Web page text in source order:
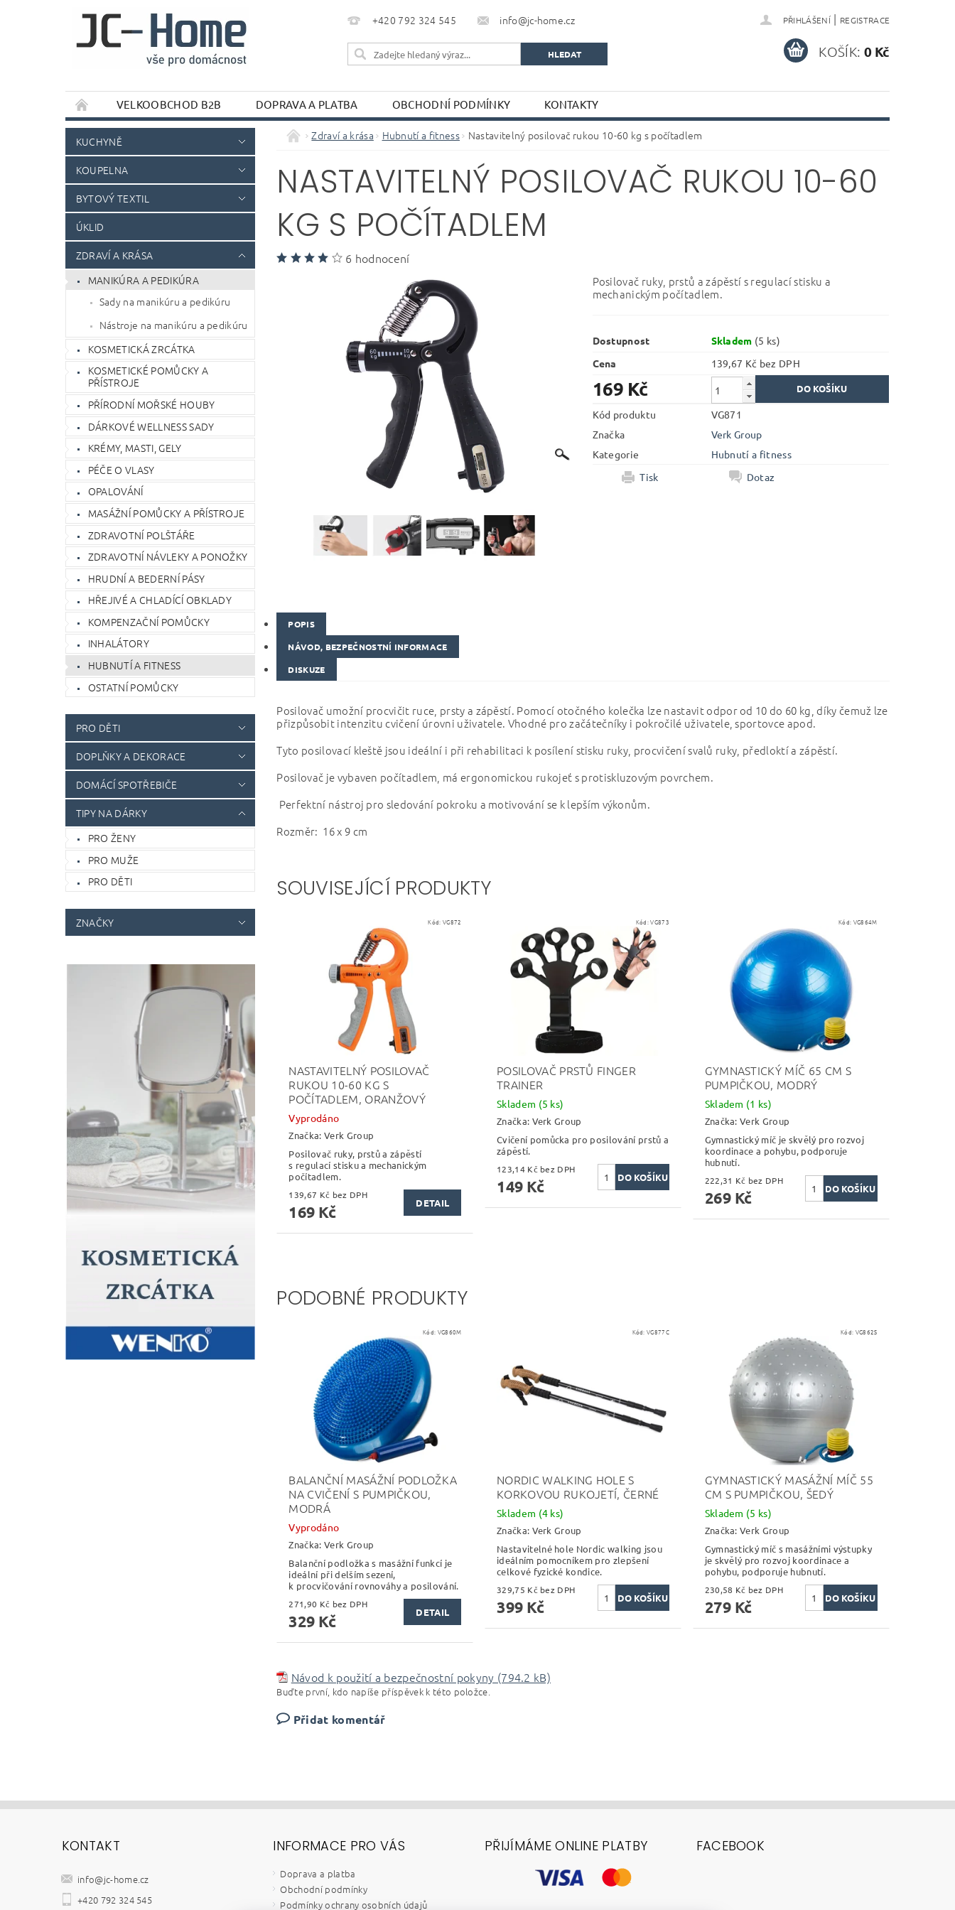
+420 792 324 545 info@jc-home.cz PŘIHLÁŠENÍ | REGISTRACE
KOŠÍK: 0 Kč
VELKOOBCHOD B2B DOPRAVA A PLATBA OBCHODNÍ PODMÍNKY KONTAKTY
KUCHYNĚ
KOUPELNA
BYTOVÝ TEXTIL
ÚKLID
ZDRAVÍ A KRÁSA
MANIKÚRA A PEDIKÚRA
Sady na manikúru a pedikúru
Nástroje na manikúru a pedikúru
KOSMETICKÁ ZRCÁTKA
KOSMETICKÉ POMŮCKY A
PŘÍSTROJE
PŘÍRODNÍ MOŘSKÉ HOUBY
DÁRKOVÉ WELLNESS SADY
KRÉMY, MASTI, GELY
PÉČE O VLASY
OPALOVÁNÍ
MASÁŽNÍ POMŮCKY A PŘÍSTROJE
ZDRAVOTNÍ POLŠTÁŘE
ZDRAVOTNÍ NÁVLEKY A PONOŽKY
HRUDNÍ A BEDERNÍ PÁSY
HŘEJIVÉ A CHLADÍCÍ OBKLADY
KOMPENZAČNÍ POMŮCKY
INHALÁTORY
HUBNUTÍ A FITNESS
OSTATNÍ POMŮCKY
PRO DĚTI
DOPLŇKY A DEKORACE
DOMÁCÍ SPOTŘEBIČE
TIPY NA DÁRKY
PRO ŽENY
PRO MUŽE
PRO DĚTI
ZNAČKY
Zdraví a krása Hubnutí a fitness Nastavitelný posilovač rukou 10-60 kg s počítadlem
NASTAVITELNÝ POSILOVAČ RUKOU 10-60
KG S POČÍTADLEM
6 hodnocení
Posilovač ruky, prstů a zápěstí s regulací stisku a
mechanickým počítadlem.
Dostupnost Skladem (5 ks)
Cena
139,67 Kč bez DPH
169 Kč
Kód produktu
VG871
Značka
Verk Group
Kategorie
Hubnutí a fitness
Tisk
Dotaz
POPIS
NÁVOD, BEZPEČNOSTNÍ INFORMACE
DISKUZE
Posilovač umožní procvičit ruce, prsty a zápěstí. Pomocí otočného kolečka lze nastavit odpor od 10 do 60 kg, díky čemuž lze
přizpůsobit intenzitu cvičení úrovni uživatele. Vhodné pro začátečníky i pokročilé uživatele, sportovce apod.
Tyto posilovací kleště jsou ideální i při rehabilitaci k posílení stisku ruky, procvičení svalů ruky, předloktí a zápěstí.
Posilovač je vybaven počítadlem, má ergonomickou rukojeť s protiskluzovým povrchem.
Perfektní nástroj pro sledování pokroku a motivování se k lepším výkonům.
Rozměr: 16 x 9 cm
SOUVISEJÍCÍ PRODUKTY
Kód: VG872
NASTAVITELNÝ POSILOVAČ
RUKOU 10-60 KG S
POČÍTADLEM, ORANŽOVÝ
Vyprodáno
Značka: Verk Group
Posilovač ruky, prstů a zápěstí
s regulací stisku a mechanickým
počítadlem.
139,67 Kč bez DPH
169 Kč DETAIL
Kód:VG873
POSILOVAČ PRSTŮ FINGER
TRAINER
Skladem (5 ks)
Značka: Verk Group
Cvičení pomůcka pro posilování prstů a
zápěstí.
123,14 Kč bez DPH
149 Kč
Kód: VG864M
GYMNASTICKÝ MÍČ 65 CM S
PUMPIČKOU, MODRÝ
Skladem (1 ks)
Značka:Verk Group
Gymnastický míč je skvělý pro rozvoj
koordinace a pohybu, podporuje
hubnutí.
222,31 Kč bez DPH
269 Kč
PODOBNÉ PRODUKTY
Kód: VG860M
BALANČNÍ MASÁŽNÍ PODLOŽKA
NA CVIČENÍ S PUMPIČKOU,
MODRÁ
Vyprodáno
Značka: Verk Group
Balanční podložka s masážní funkcí je
ideální při delším sezení,
k procvičování rovnováhy a posilování.
271,90 Kč bez DPH
329 Kč DETAIL
Kód:VG877C
NORDIC WALKING HOLE S
KORKOVOU RUKOJETÍ, ČERNÉ
Skladem (4 ks)
Značka: Verk Group
Nastavitelné hole Nordic walking jsou
ideálním pomocníkem pro zlepšení
celkové fyzické kondice.
329,75 Kč bez DPH
399 Kč
Kód: VG862S
GYMNASTICKÝ MASÁŽNÍ MÍČ 55
CM S PUMPIČKOU, ŠEDÝ
Skladem (5 ks)
Značka:Verk Group
Gymnastický míč s masážními výstupky
je skvělý pro rozvoj koordinace a
pohybu, podporuje hubnutí.
230,58 Kč bez DPH
279 Kč
Návod k použití a bezpečnostní pokyny (794.2 kB)
Buďte první, kdo napíše příspěvek k této položce.
Přidat komentář
KONTAKT
info@jc-home.cz
+420 792 324 545
INFORMACE PRO VÁS
Doprava a platba
Obchodní podmínky
Podmínky ochrany osobních údajů
PŘIJÍMÁME ONLINE PLATBY FACEBOOK